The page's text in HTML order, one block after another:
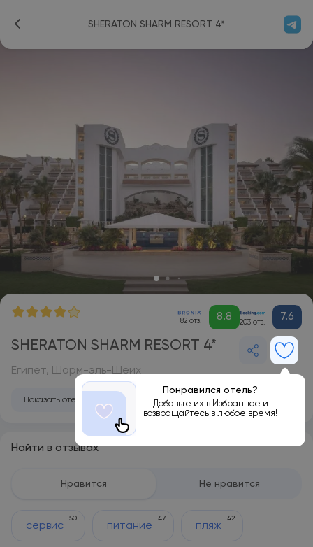
SHERATON SHARM RESORT 4*
82 отз. 8.8 203 отз. 7.6
SHERATON SHARM RESORT 4*
Понравился отель?
Добавьте их в Избранное и
возвращайтесь в любое время!
Египет, Шарм-эль-Шейх
Показать отель на карте
Найти в отзывах
Нравится Не нравится
сервис
50
питание
47
пляж
42